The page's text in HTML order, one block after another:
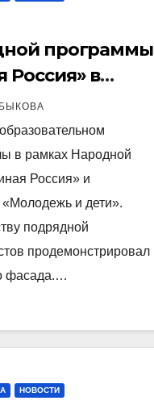
программы
Россия» в
Олы
в рамках Народной
Россия» и
«Молодежь и дети».
подрядной
продемонстрировал
фасада.…
НОВОСТИ